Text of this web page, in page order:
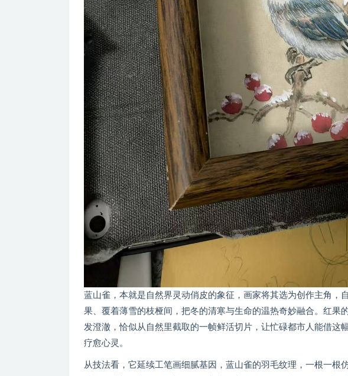
蓝山雀，本就是自然界灵动俏皮的象征，画家将其选为创作主角，
果、覆着薄雪的枝桠间，把冬的清寒与生命的温热奇妙融合。红果
发澄澈，恰似从自然里截取的一帧鲜活切片，让忙碌都市人能借这
疗愈心灵。
从技法看，它延续工笔画细腻基因，蓝山雀的羽毛纹理，一根一根